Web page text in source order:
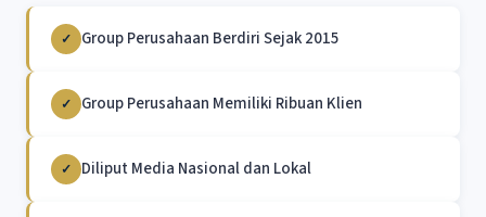
✓ Group Perusahaan Berdiri Sejak 2015
✓ Group Perusahaan Memiliki Ribuan Klien
✓ Diliput Media Nasional dan Lokal